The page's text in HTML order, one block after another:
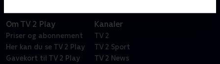
Om TV 2 Play
Priser og abonnement
Her kan du se TV 2 Play
Gavekort til TV 2 Play
Kanaler
TV 2
TV 2 Sport
TV 2 News